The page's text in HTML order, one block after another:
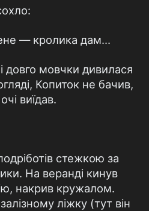
— кролика дам...
довго мовчки дивилася
Копиток не бачив,
виїдав.
стежкою за
На веранді кинув
накрив кружалом.
ліжку (тут він